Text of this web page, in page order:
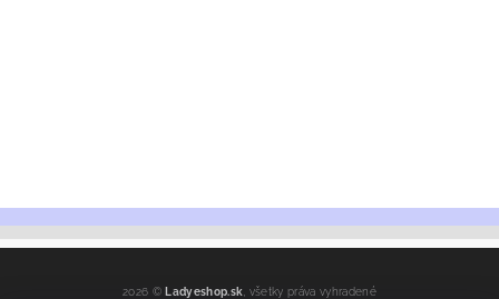
2026 © Ladyeshop.sk , všetky práva vyhradené